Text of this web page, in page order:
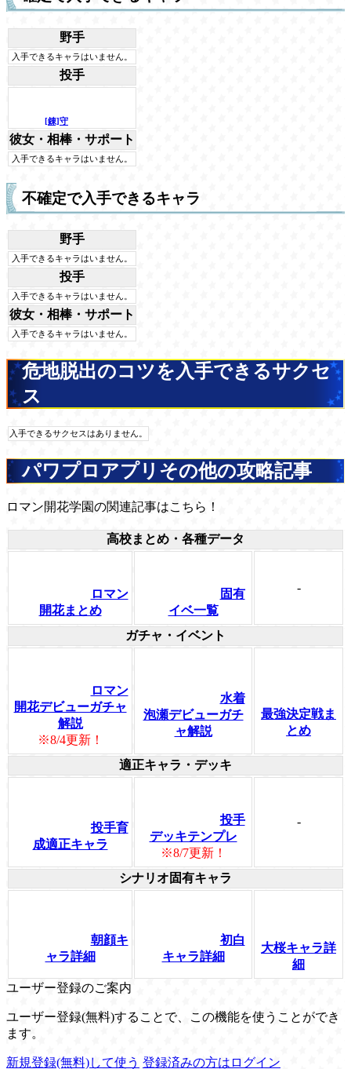
野手
入手できるキャラはいません。
投手
[錬]守
彼女・相棒・サポート
入手できるキャラはいません。
不確定で入手できるキャラ
野手
入手できるキャラはいません。
投手
入手できるキャラはいません。
彼女・相棒・サポート
入手できるキャラはいません。
危地脱出のコツを入手できるサクセ
ス
入手できるサクセスはありません。
パワプロアプリその他の攻略記事
ロマン開花学園の関連記事はこちら！
高校まとめ・各種データ
ロマン
開花まとめ
固有
イベ一覧
-
ガチャ・イベント
ロマン
開花デビューガチャ
解説
※8/4更新！
水着
泡瀬デビューガチ
ャ解説
最強決定戦ま
とめ
適正キャラ・デッキ
投手育
成適正キャラ
投手
デッキテンプレ
※8/7更新！
-
シナリオ固有キャラ
朝顔キ
ャラ詳細
初白
キャラ詳細
大桜キャラ詳
細
ユーザー登録のご案内
ユーザー登録(無料)することで、この機能を使うことができ
ます。
新規登録(無料)して使う 登録済みの方はログイン